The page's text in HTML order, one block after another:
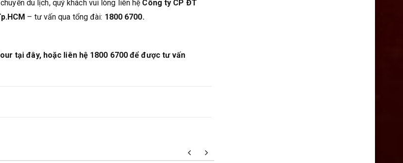
du lịch, quý khách vui lòng liên hệ Công ty CP ĐT
– tư vấn qua tổng đài: 1800 6700.
tại đây, hoặc liên hệ 1800 6700 để được tư vấn